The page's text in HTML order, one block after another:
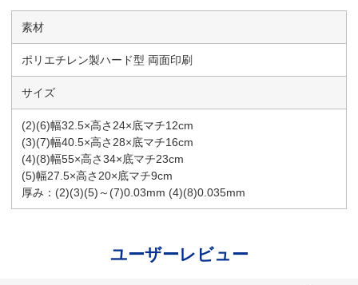
素材
ポリエチレン製ハード型 両面印刷
サイズ
(2)(6)幅32.5×高さ24×底マチ12cm
(3)(7)幅40.5×高さ28×底マチ16cm
(4)(8)幅55×高さ34×底マチ23cm
(5)幅27.5×高さ20×底マチ9cm
厚み：(2)(3)(5)～(7)0.03mm (4)(8)0.035mm
ユーザーレビュー